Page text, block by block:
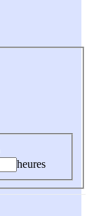
heures